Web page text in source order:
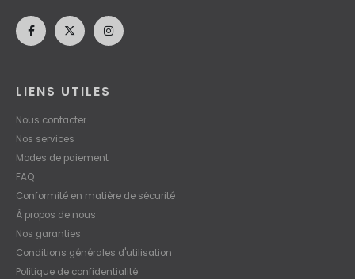
LIENS UTILES
Nous contacter
Nos services
Modes de paiement
FAQ
Conformité en matière de sécurité
À propos de nous
Nos garanties
Conditions générales d'utilisation
Politique de confidentialité